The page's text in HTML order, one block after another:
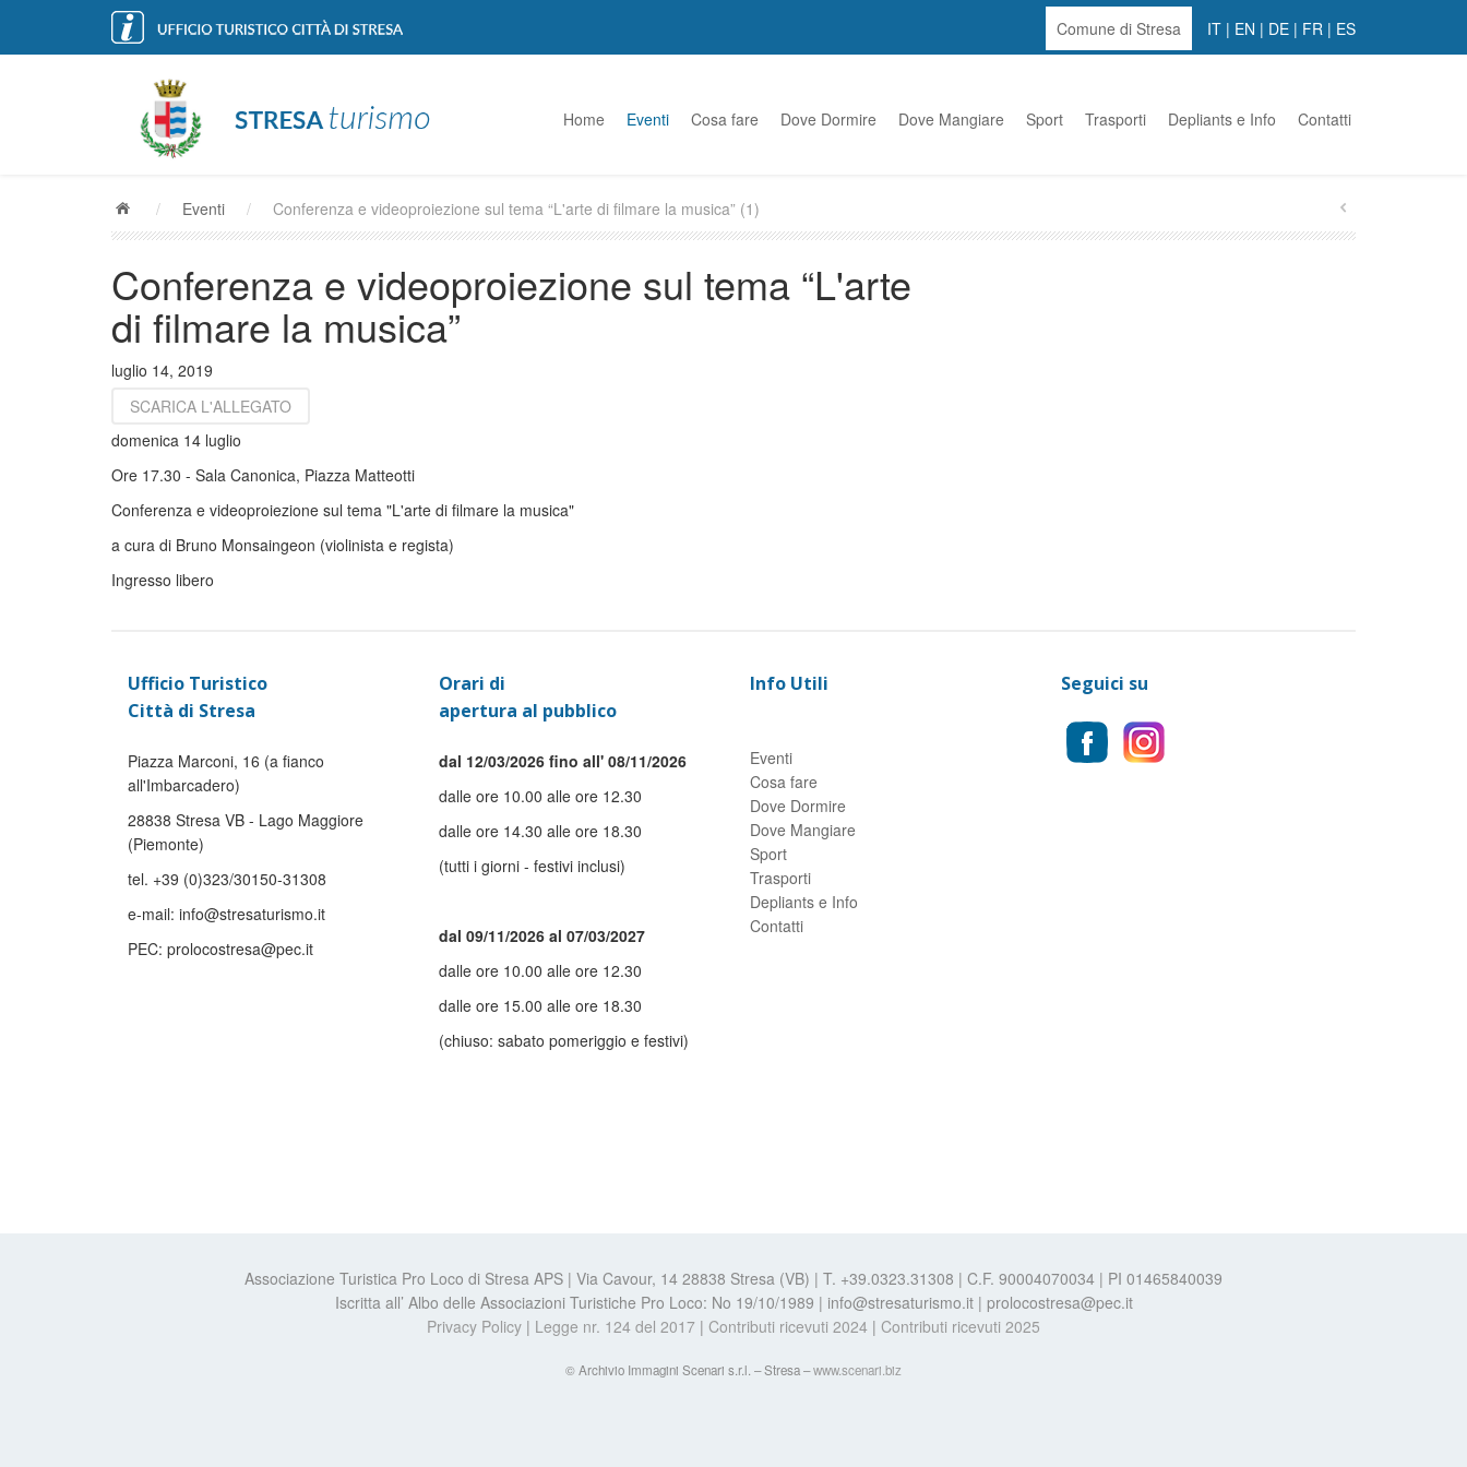
Comune di Stresa IT | EN | DE | FR | ES
Home Eventi Cosa fare Dove Dormire Dove Mangiare Sport Trasporti Depliants e Info Contatti
/ Eventi / Conferenza e videoproiezione sul tema “L'arte di filmare la musica” (1)
Conferenza e videoproiezione sul tema “L'arte
di filmare la musica”
luglio 14, 2019
SCARICA L'ALLEGATO
domenica 14 luglio
Ore 17.30 - Sala Canonica, Piazza Matteotti
Conferenza e videoproiezione sul tema "L'arte di filmare la musica"
a cura di Bruno Monsaingeon (violinista e regista)
Ingresso libero
Ufficio Turistico
Città di Stresa
Piazza Marconi, 16 (a fianco
all'Imbarcadero)
28838 Stresa VB - Lago Maggiore
(Piemonte)
tel. +39 (0)323/30150-31308
e-mail: info@stresaturismo.it
PEC: prolocostresa@pec.it
Orari di
apertura al pubblico
dal 12/03/2026 fino all' 08/11/2026
dalle ore 10.00 alle ore 12.30
dalle ore 14.30 alle ore 18.30
(tutti i giorni - festivi inclusi)
dal 09/11/2026 al 07/03/2027
dalle ore 10.00 alle ore 12.30
dalle ore 15.00 alle ore 18.30
(chiuso: sabato pomeriggio e festivi)
Info Utili
Eventi
Cosa fare
Dove Dormire
Dove Mangiare
Sport
Trasporti
Depliants e Info
Contatti
Seguici su
Associazione Turistica Pro Loco di Stresa APS | Via Cavour, 14 28838 Stresa (VB) | T. +39.0323.31308 | C.F. 90004070034 | PI 01465840039
Iscritta all’ Albo delle Associazioni Turistiche Pro Loco: No 19/10/1989 | info@stresaturismo.it | prolocostresa@pec.it
Privacy Policy | Legge nr. 124 del 2017 | Contributi ricevuti 2024 | Contributi ricevuti 2025
© Archivio Immagini Scenari s.r.l. – Stresa –www.scenari.biz